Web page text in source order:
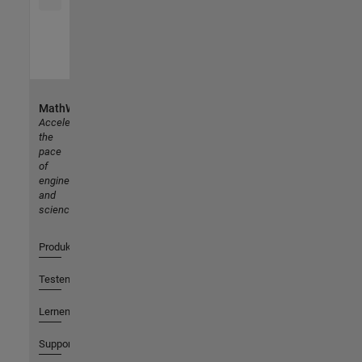
MathWorks
Accelerating
the
pace
of
engineering
and
science
Produkte
Testen oder Kaufen
Lernen
Support